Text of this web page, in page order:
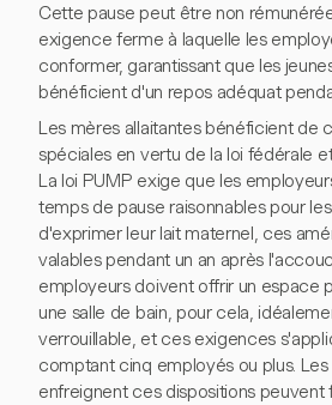
Cette pause peut être non
exigence ferme à laquelle les
conformer, garantissant que les
bénéficient d'un repos adéquat
Les mères allaitantes bénéficient de
spéciales en vertu de la loi fédérale
La loi PUMP exige que les
temps de pause raisonnables pour
d'exprimer leur lait maternel, ces
valables pendant un an après
employeurs doivent offrir un espace
une salle de bain, pour cela,
verrouillable, et ces exigences
comptant cinq employés ou plus.
enfreignent ces dispositions peuvent